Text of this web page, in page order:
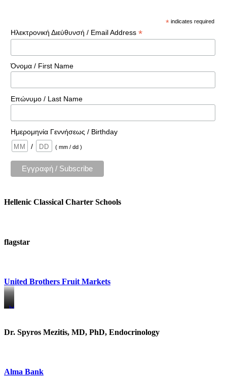
* indicates required
Ηλεκτρονική Διεύθυνσή / Email Address *
Όνομα / First Name
Επώνυμο / Last Name
Ημερομηνία Γεννήσεως / Birthday
/
( mm / dd )
Hellenic Classical Charter Schools
flagstar
United Brothers Fruit Markets
https://www.unitedbrothersfruitmarkets.com/
https://www.unitedbrothersfruitmarkets.com/
Dr. Spyros Mezitis, MD, PhD, Endocrinology
Alma Bank